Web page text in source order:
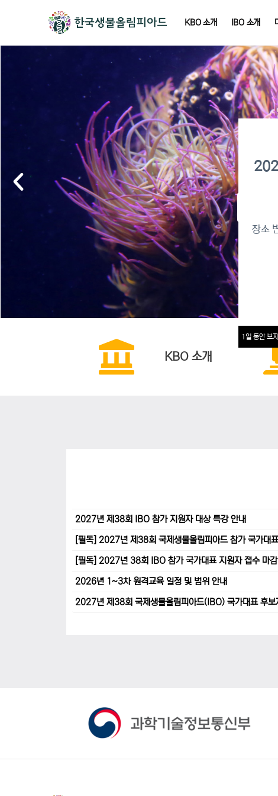
KBO 소개 IBO 소개
이
KBO 소개
2027년 제38회 IBO 참가 지원자 대상 특강 안내
[필독] 2027년 제38회 국제생물올림피아드 참가 국가대
[필독] 2027년 38회 IBO 참가 국가대표 지원자 접수 마
2026년 1~3차 원격교육 일정 및 범위 안내
2027년 제38회 국제생물올림피아드(IBO) 국가대표 후보
장소
1일 동안 보